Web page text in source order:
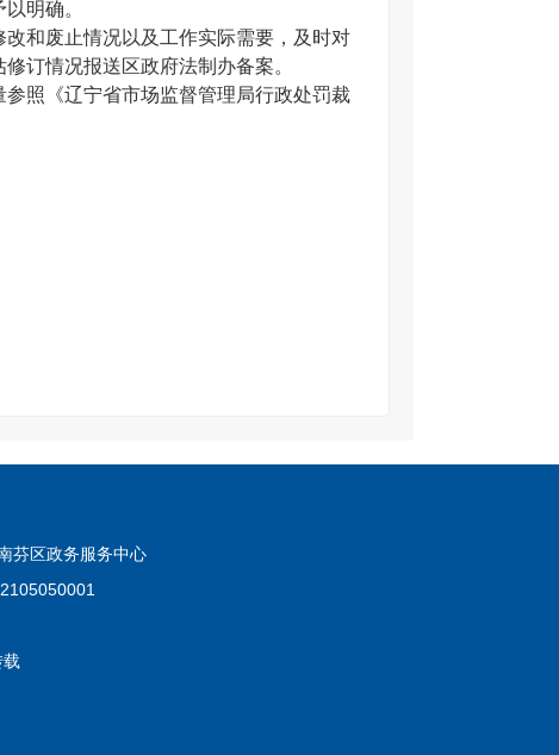
明确。
废止情况以及工作实际需要，及时对
订情况报送区政府法制办备案。
《辽宁省市场监督管理局行政处罚裁
芬区政务服务中心